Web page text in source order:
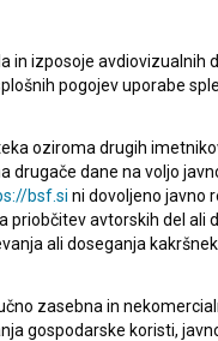
Afflatus
drama,
in izposoje
pogojev uporabe
oziroma drugih
drugače dane na voljo
bsf.si ni dovoljeno javno
avtorskih del
ali doseganja
zasebna in
gospodarske koristi,